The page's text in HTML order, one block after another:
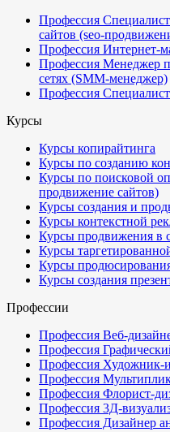
Профессия
сайтов (seo-
Профессия Интернет-
Профессия Менеджер
сетях (SMM-менеджер)
Профессия
Курсы
Курсы копирайтинга
Курсы по созданию
Курсы по поисковой
продвижение сайтов)
Курсы создания и
Курсы контекстной
Курсы продвижения в
Курсы
Курсы
Курсы создания
Профессии
Профессия Веб-
Профессия
Профессия Художник-
Профессия
Профессия Флорист-
Профессия 3Д-
Профессия Дизайнер